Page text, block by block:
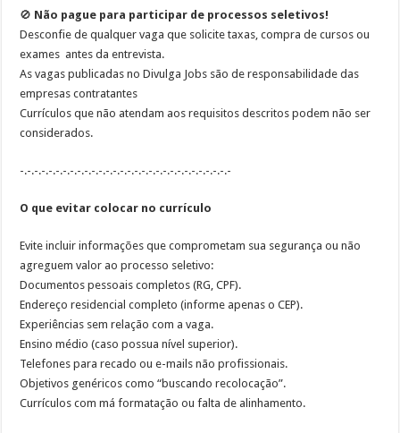
🚫 Não pague para participar de processos seletivos!
Desconfie de qualquer vaga que solicitetaxas, compra de cursos ou
exames antes da entrevista.
As vagas publicadas no Divulga Jobs são de responsabilidade das
empresas contratantes
Currículos que não atendam aos requisitos descritos podem não ser
considerados.
-.-.-.-.-.-.-.-.-.-.-.-.-.-.-.-.-.-.-.-.-.-.-.-.-.-.-.-.-.-
O que evitar colocar no currículo
Evite incluir informações que comprometam sua segurança ou não
agreguem valor ao processo seletivo:
Documentos pessoais completos (RG, CPF).
Endereço residencial completo (informe apenas o CEP).
Experiências sem relação com a vaga.
Ensino médio (caso possua nível superior).
Telefones para recado ou e-mails não profissionais.
Objetivos genéricos como “buscando recolocação”.
Currículos com má formatação ou falta de alinhamento.